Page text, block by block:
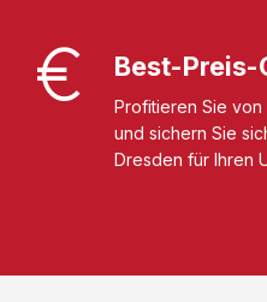
Best-Preis-
Profitieren Sie von
und sichern Sie
Dresden für Ihren